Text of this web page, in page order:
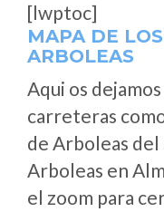
[lwptoc]
MAPA DE
ARBOLEAS
Aqui os
carreteras
de Arboleas
Arboleas en
el zoom para